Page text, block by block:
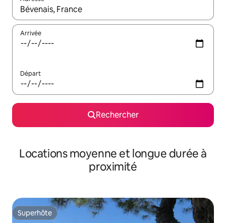
Lorsque les résultats s'affichent, utilisez les flèches vers le
Arrivée
Départ
Rechercher
Locations moyenne et longue durée à
proximité
Superhôte
Superhôte